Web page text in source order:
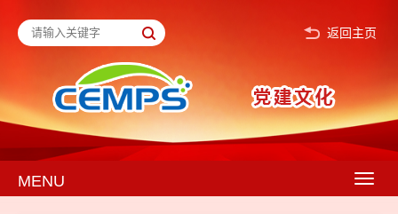
返回主页
MENU